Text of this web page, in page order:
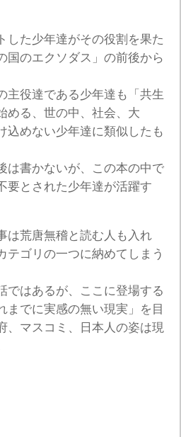
した少年達がその役割を果た
国のエクソダス」の前後から
主役達である少年達も「共生
める、世の中、社会、大
込めない少年達に類似したも
は書かないが、この本の中で
要とされた少年達が活躍す
は荒唐無稽と読む人も入れ
テゴリの一つに納めてしまう
ではあるが、ここに登場する
までに実感の無い現実」を目
、マスコミ、日本人の姿は現